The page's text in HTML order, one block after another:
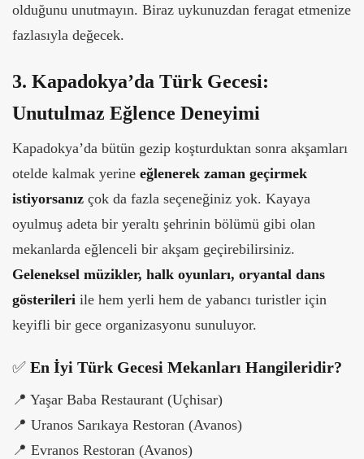
olduğunu unutmayın. Biraz uykunuzdan feragat etmenize
fazlasıyla değecek.
3. Kapadokya’da Türk Gecesi:
Unutulmaz Eğlence Deneyimi
Kapadokya’da bütün gezip koşturduktan sonra akşamları
otelde kalmak yerine eğlenerek zaman geçirmek
istiyorsanız çok da fazla seçeneğiniz yok. Kayaya
oyulmuş adeta bir yeraltı şehrinin bölümü gibi olan
mekanlarda eğlenceli bir akşam geçirebilirsiniz.
Geleneksel müzikler, halk oyunları, oryantal dans
gösterileri ile hem yerli hem de yabancı turistler için
keyifli bir gece organizasyonu sunuluyor.
✅ En İyi Türk Gecesi Mekanları Hangileridir?
📍 Yaşar Baba Restaurant (Uçhisar)
📍 Uranos Sarıkaya Restoran (Avanos)
📍 Evranos Restoran (Avanos)